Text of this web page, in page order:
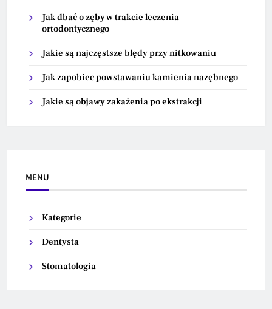
Jak dbać o zęby w trakcie leczenia
ortodontycznego
Jakie są najczęstsze błędy przy nitkowaniu
Jak zapobiec powstawaniu kamienia nazębnego
Jakie są objawy zakażenia po ekstrakcji
MENU
Kategorie
Dentysta
Stomatologia